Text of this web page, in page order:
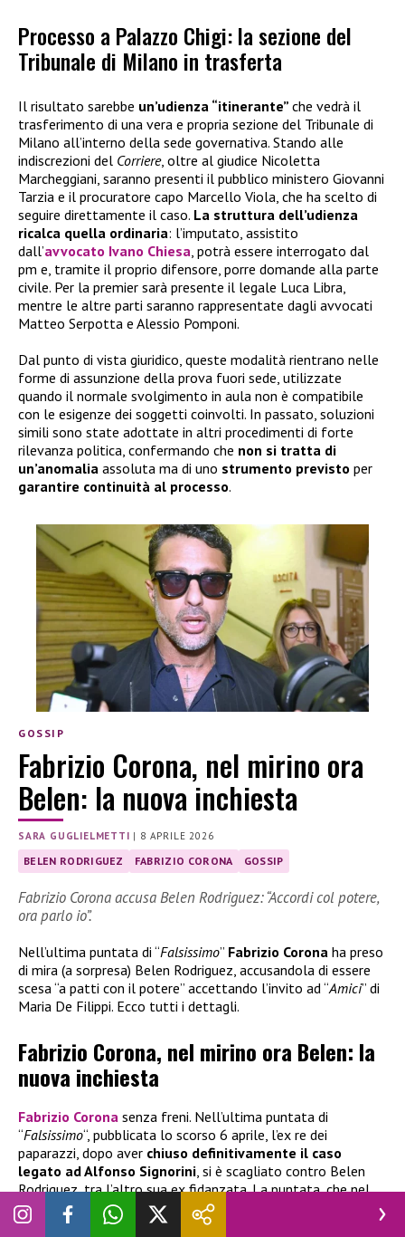
Processo a Palazzo Chigi: la sezione del
Tribunale di Milano in trasferta
Il risultato sarebbe un’udienza “itinerante” che vedrà il
trasferimento di una vera e propria sezione del Tribunale di
Milano all’interno della sede governativa. Stando alle
indiscrezioni del Corriere, oltre al giudice Nicoletta
Marcheggiani, saranno presenti il pubblico ministero Giovanni
Tarzia e il procuratore capo Marcello Viola, che ha scelto di
seguire direttamente il caso. La struttura dell’udienza
ricalca quella ordinaria: l’imputato, assistito
dall’avvocato Ivano Chiesa, potrà essere interrogato dal
pm e, tramite il proprio difensore, porre domande alla parte
civile. Per la premier sarà presente il legale Luca Libra,
mentre le altre parti saranno rappresentate dagli avvocati
Matteo Serpotta e Alessio Pomponi.
Dal punto di vista giuridico, queste modalità rientrano nelle
forme di assunzione della prova fuori sede, utilizzate
quando il normale svolgimento in aula non è compatibile
con le esigenze dei soggetti coinvolti. In passato, soluzioni
simili sono state adottate in altri procedimenti di forte
rilevanza politica, confermando che non si tratta di
un’anomalia assoluta ma di uno strumento previsto per
garantire continuità al processo.
GOSSIP
Fabrizio Corona, nel mirino ora
Belen: la nuova inchiesta
SARA GUGLIELMETTI | 8 APRILE 2026
BELEN RODRIGUEZ FABRIZIO CORONA GOSSIP
Fabrizio Corona accusa Belen Rodriguez: “Accordi col potere,
ora parlo io”.
Nell’ultima puntata di “Falsissimo” Fabrizio Corona ha preso
di mira (a sorpresa) Belen Rodriguez, accusandola di essere
scesa “a patti con il potere” accettando l’invito ad “Amici” di
Maria De Filippi. Ecco tutti i dettagli.
Fabrizio Corona, nel mirino ora Belen: la
nuova inchiesta
Fabrizio Corona senza freni. Nell’ultima puntata di
“Falsissimo“, pubblicata lo scorso 6 aprile, l’ex re dei
paparazzi, dopo aver chiuso definitivamente il caso
legato ad Alfonso Signorini , si è scagliato contro Belen
Rodriguez, tra l’altro sua ex fidanzata. La puntata, che nel
giro di poche ore aveva già superato le 250mila
visualizzazioni, si è aperta come detto con la chiusura del